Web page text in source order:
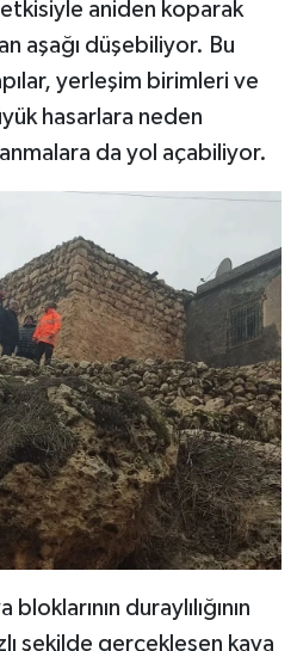
aniden koparak
aşağı düşebiliyor. Bu
yerleşim birimleri ve
hasarlara neden
da yol açabiliyor.
duraylılığının
şekilde gerçekleşen kaya